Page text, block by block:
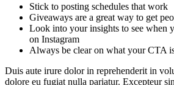
Stick to posting schedules that work
Giveaways are a great way to get
Look into your insights to see when
on Instagram
Always be clear on what your CTA
Duis aute irure dolor in reprehenderit in
dolore eu fugiat nulla pariatur. Excepteur